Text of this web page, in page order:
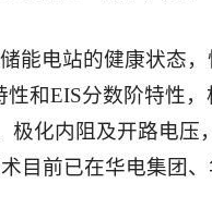
能电站的健康状态，
和EIS分数阶特性，
极化内阻及开路电压
目前已在华电集团、